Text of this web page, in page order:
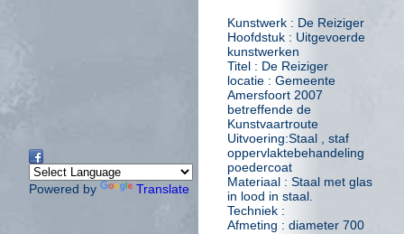
Powered by Translate
Kunstwerk : De Reiziger
Hoofdstuk : Uitgevoerde
kunstwerken
Titel : De Reiziger
locatie : Gemeente
Amersfoort 2007
betreffende de
Kunstvaartroute
Uitvoering:Staal , staf
oppervlaktebehandeling
poedercoat
Materiaal : Staal met glas
in lood in staal.
Techniek :
Afmeting : diameter 700